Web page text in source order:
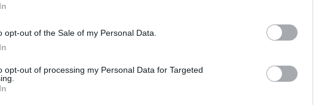
opt-out of the Sale of my Personal Data.
opt-out of processing my Personal Data for Targeted
miatt félhetnek az